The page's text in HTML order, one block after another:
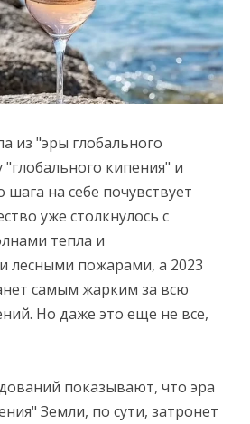
из "эры глобального
"глобального кипения" и
шага на себе почувствует
уже столкнулось с
тепла и
лесными пожарами, а 2023
самым жарким за всю
Но даже это еще не все,
показывают, что эра
Земли, по сути, затронет